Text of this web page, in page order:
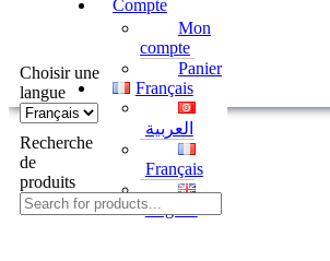
Compte
Mon
compte
Panier
Français
العربية
Français
English
Recherche
de
produits
Choisir une
langue